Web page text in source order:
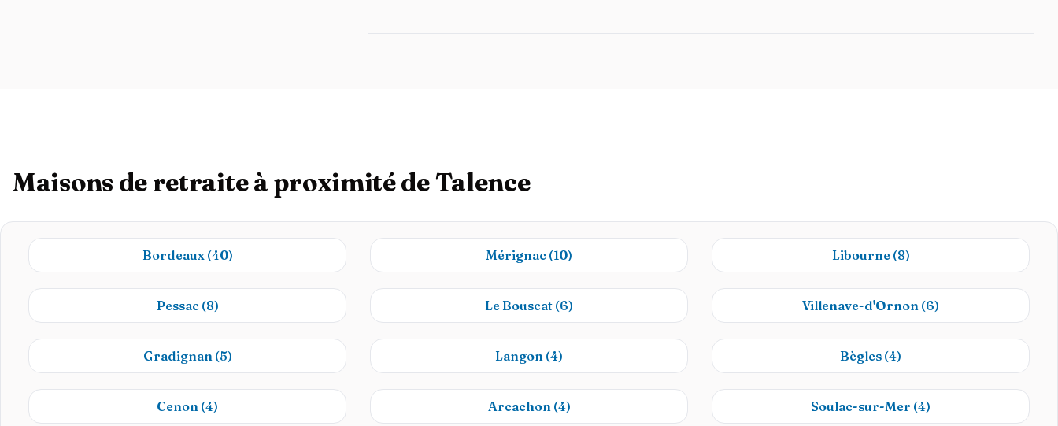
Maisons de retraite à proximité de Talence
Bordeaux (40) Mérignac (10) Libourne (8)
Pessac (8) Le Bouscat (6) Villenave-d'Ornon (6)
Gradignan (5) Langon (4) Bègles (4)
Cenon (4) Arcachon (4) Soulac-sur-Mer (4)